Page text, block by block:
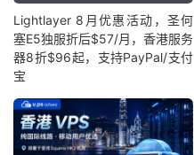
Lightlayer 8月优惠活动，圣何
塞E5独服折后$57/月，香港服务
器8折$96起，支持PayPal/支付
宝